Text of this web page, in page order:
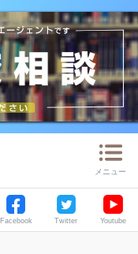
メニュー
Facebook Twitter Youtube